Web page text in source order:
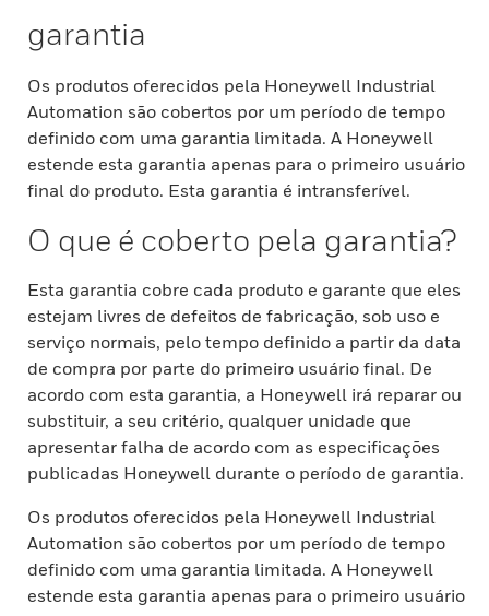
garantia
Os produtos oferecidos pela Honeywell Industrial
Automation são cobertos por um período de tempo
definido com uma garantia limitada. A Honeywell
estende esta garantia apenas para o primeiro usuário
final do produto. Esta garantia é intransferível.
O que é coberto pela garantia?
Esta garantia cobre cada produto e garante que eles
estejam livres de defeitos de fabricação, sob uso e
serviço normais, pelo tempo definido a partir da data
de compra por parte do primeiro usuário final. De
acordo com esta garantia, a Honeywell irá reparar ou
substituir, a seu critério, qualquer unidade que
apresentar falha de acordo com as especificações
publicadas Honeywell durante o período de garantia.
Os produtos oferecidos pela Honeywell Industrial
Automation são cobertos por um período de tempo
definido com uma garantia limitada. A Honeywell
estende esta garantia apenas para o primeiro usuário